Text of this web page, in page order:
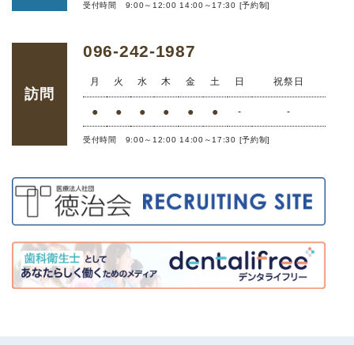
受付時間 9:00～12:00 14:00～17:30 [予約制]
訪問
096-242-1987
月 火 水 木 金 土 日 祝祭日
● ● ● ● ● ● - -
受付時間 9:00～12:00 14:00～17:30 [予約制]